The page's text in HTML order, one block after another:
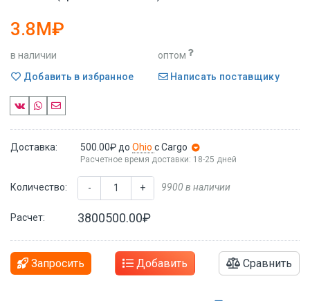
3.8M₽
в наличии
оптом
Добавить в избранное
Написать поставщику
Доставка: 500.00₽ до Ohio с Cargo
Расчетное время доставки: 18-25 дней
Количество: - + 9900 в наличии
Расчет: 3800500.00₽
Запросить Добавить Сравнить